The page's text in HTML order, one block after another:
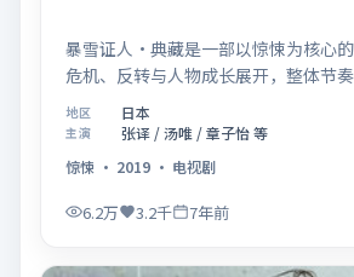
暴雪证人·典藏是一部以惊悚为核心
危机、反转与人物成长展开，整体节
观看。
地区 日本
主演
张译 / 汤唯 / 章子怡 等
惊悚 · 2019 · 电视剧
6.2万 3.2千 7年前